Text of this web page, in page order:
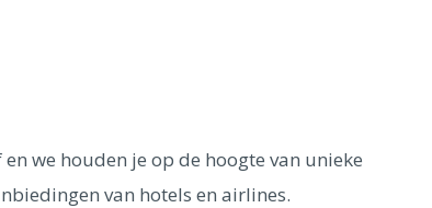
we houden je op de hoogte van unieke
van hotels en airlines.